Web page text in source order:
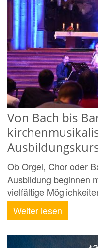
Von Bach bis
Ob Orgel, Chor oder
Ausbildung beginnen
vielfältige
Weiter lesen